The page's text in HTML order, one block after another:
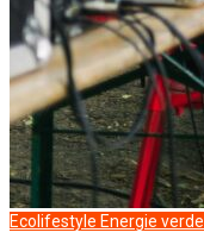
Ecolifestyle Energie verde